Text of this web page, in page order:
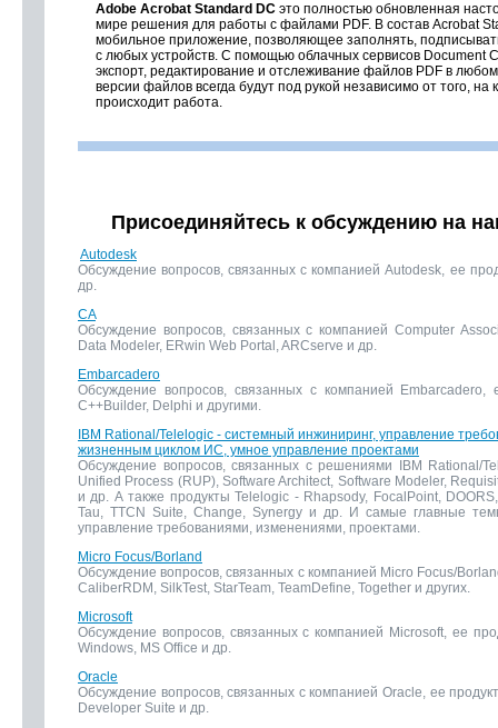
Adobe Acrobat Standard DC это полностью обновленная
мире решения для работы с файлами PDF. В состав Acrobat
мобильное приложение, позволяющее заполнять,
с любых устройств. C помощью облачных сервисов Document
экспорт, редактирование и отслеживание файлов PDF в
версии файлов всегда будут под рукой независимо от того, на
происходит работа.
Присоединяйтесь к обсуждению на
Autodesk
Обсуждение вопросов, связанных с компанией Autodesk, ее
др.
CA
Обсуждение вопросов, связанных с компанией Computer
Data Modeler, ERwin Web Portal, ARCserve и др.
Embarcadero
Обсуждение вопросов, связанных с компанией Embarcadero,
C++Builder, Delphi и другими.
IBM Rational/Telelogic - системный инжиниринг, управление
жизненным циклом ИС, умное управление проектами
Обсуждение вопросов, связанных с решениями IBM Rational/
Unified Process (RUP), Software Architect, Software Modeler,
и др. А также продукты Telelogic - Rhapsody, FocalPoint,
Tau, TTCN Suite, Change, Synergy и др. И самые главные
управление требованиями, изменениями, проектами.
Micro Focus/Borland
Обсуждение вопросов, связанных с компанией Micro Focus/
CaliberRDM, SilkTest, StarTeam, TeamDefine, Together и других.
Microsoft
Обсуждение вопросов, связанных с компанией Microsoft, ее
Windows, MS Office и др.
Oracle
Обсуждение вопросов, связанных с компанией Oracle, ее
Developer Suite и др.